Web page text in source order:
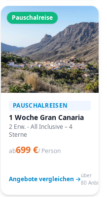
Pauschalreise
PAUSCHALREISEN
1 Woche Gran Canaria
2 Erw. - All Inclusive – 4
Sterne
ab699 €/ Person
Angebote vergleichen →über
80